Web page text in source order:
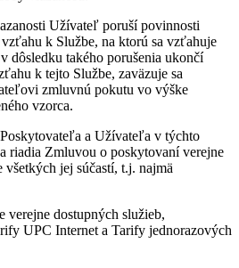
Užívateľ poruší povinnosti
k Službe, na ktorú sa vzťahuje
dôsledku takého porušenia ukončí
k tejto Službe, zaväzuje sa
zmluvnú pokutu vo výške
vzorca.
a Užívateľa v týchto
riadia Zmluvou o poskytovaní verejne
všetkých jej súčastí, t.j. najmä
verejne dostupných služieb,
UPC Internet a Tarify jednorazových